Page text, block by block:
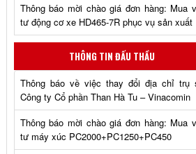
Thông báo mời chào giá đơn hàng: Mua
tư động cơ xe HD465-7R phục vụ sản xuất
THÔNG TIN ĐẤU THẦU
Thông báo về việc thay đổi địa chỉ trụ
Công ty Cổ phần Than Hà Tu – Vinacomin
Thông báo mời chào giá đơn hàng: Mua
tư máy xúc PC2000+PC1250+PC450